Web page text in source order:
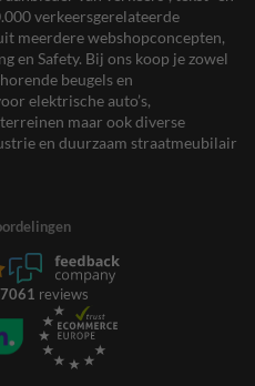
verkeersgerelateerde
meerdere webshopconcepten,
en Safety. Bij ons koop je zowel
beugels en
elektrische auto’s,
maar ook diverse
en duurzaam straatmeubilair
7061 reviews